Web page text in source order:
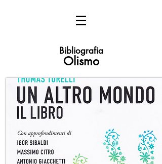
Bibliografia
Olismo